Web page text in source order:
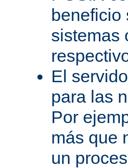
beneficio
sistemas
El
para las
Por
más que
un